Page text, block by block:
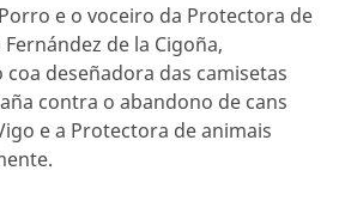
e o voceiro da Protectora de
de la Cigoña,
deseñadora das camisetas
contra o abandono de cans
e a Protectora de animais